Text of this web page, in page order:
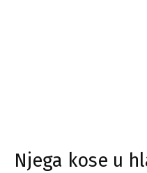
Njega kose u